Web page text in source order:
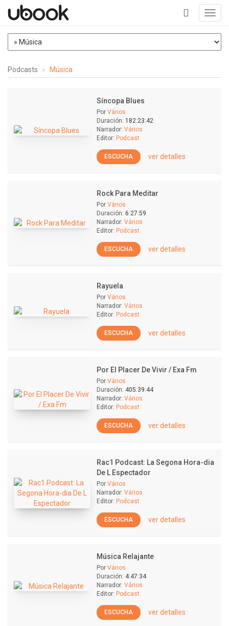
+
Podcasts Música
Síncopa Blues
Por Vários
Duración: 182:23:42
Narrador: Vários
Editor: Podcast
ESCUCHA ver detalles
Rock Para Meditar
Por Vários
Duración: 6:27:59
Narrador: Vários
Editor: Podcast
ESCUCHA ver detalles
Rayuela
Por Vários
Narrador: Vários
Editor: Podcast
ESCUCHA ver detalles
Por El Placer De Vivir / Exa Fm
Por Vários
Duración: 405:39:44
Narrador: Vários
Editor: Podcast
ESCUCHA ver detalles
Rac1 Podcast: La Segona Hora-dia
De L Espectador
Por Vários
Narrador: Vários
Editor: Podcast
ESCUCHA ver detalles
Música Relajante
Por Vários
Duración: 4:47:34
Narrador: Vários
Editor: Podcast
ESCUCHA ver detalles